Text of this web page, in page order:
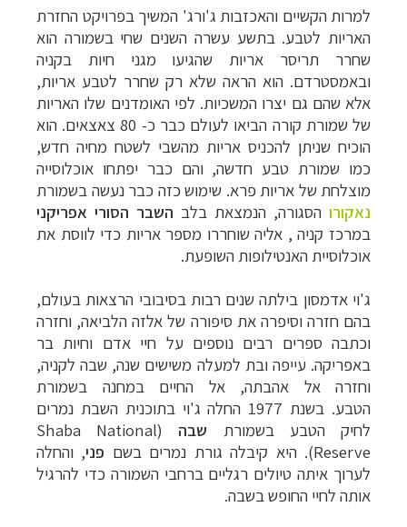
למרות הקשיים והאכזבות ג'ורג' המשיך בפרויקט החזרת
האריות לטבע. בתשע עשרה השנים שחי בשמורה הוא
שחרר תריסר אריות שהגיעו מגני חיות בקניה
ובאמסטרדם. הוא הראה שלא רק שחרר לטבע אריות,
אלא שהם גם יצרו המשכיות. לפי האומדנים שלו האריות
של שמורת קורה הביאו לעולם כבר כ- 80 צאצאים. הוא
הוכיח שניתן להכניס אריות מהשבי לשטח מחיה חדש,
כמו שמורת טבע חדשה, והם כבר יפתחו אוכלוסייה
מוצלחת של אריות פרא. שימוש כזה כבר נעשה בשמורת
נאקורו הסגורה, הנמצאת בלב השבר הסורי אפריקני
במרכז קניה , אליה שוחררו מספר אריות כדי לווסת את
אוכלוסיית האנטילופות השופעת.
ג'וי אדמסון בילתה שנים רבות בסיבובי הרצאות בעולם,
בהם חזרה וסיפרה את סיפורה של אלזה הלביאה, וחזרה
וכתבה ספרים רבים נוספים על חיי אדם וחיות בר
באפריקה. עייפה ובת למעלה משישים שנה, שבה לקניה,
וחזרה אל אהבתה, אל החיים במחנה בשמורת
הטבע.
בשנת 1977 החלה ג'וי בתוכנית השבת נמרים
לחיק הטבע בשמורת שבה (
Shaba National
Reserve). היא קיבלה גורת נמרים בשם פני, והחלה
לערוך איתה טיולים רגליים ברחבי השמורה כדי להרגיל
אותה לחיי החופש בשבה.